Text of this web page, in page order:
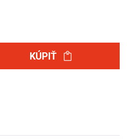
KÚPIŤ